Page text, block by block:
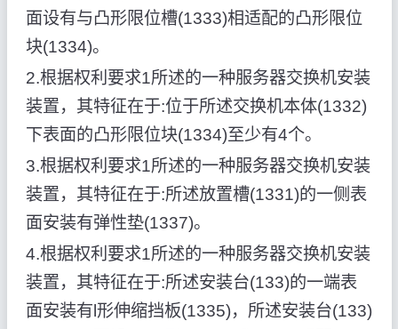
面设有与凸形限位槽(1333)相适配的凸形限位
块(1334)。
2.根据权利要求1所述的一种服务器交换机安装
装置，其特征在于:位于所述交换机本体(1332)
下表面的凸形限位块(1334)至少有4个。
3.根据权利要求1所述的一种服务器交换机安装
装置，其特征在于:所述放置槽(1331)的一侧表
面安装有弹性垫(1337)。
4.根据权利要求1所述的一种服务器交换机安装
装置，其特征在于:所述安装台(133)的一端表
面安装有l形伸缩挡板(1335)，所述安装台(133)